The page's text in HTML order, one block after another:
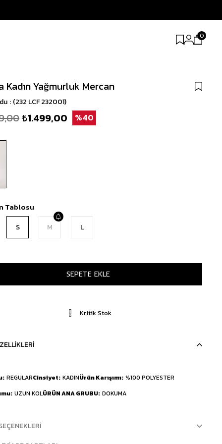
0
Kadın Yağmurluk Mercan
(232 LCF 232001)
₺1.499,00 40
Tablosu
S M L
Kritik Stok
REGULARCinsiyet KADINÜrün Karışımı %100 POLYESTER
UZUN KOLÜRÜN ANA GRUBU DOKUMA